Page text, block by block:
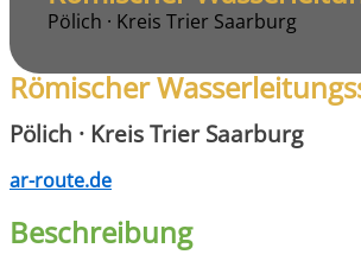
Pölich · Kreis Trier Saarburg
Römischer
Pölich · Kreis Trier Saarburg
ar-route.de
Beschreibung